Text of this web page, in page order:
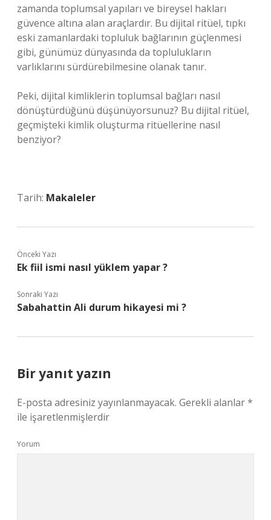
zamanda toplumsal yapıları ve bireysel hakları
güvence altına alan araçlardır. Bu dijital ritüel, tıpkı
eski zamanlardaki topluluk bağlarının güçlenmesi
gibi, günümüz dünyasında da toplulukların
varlıklarını sürdürebilmesine olanak tanır.
Peki, dijital kimliklerin toplumsal bağları nasıl
dönüştürdüğünü düşünüyorsunuz? Bu dijital ritüel,
geçmişteki kimlik oluşturma ritüellerine nasıl
benziyor?
Tarih: Makaleler
Önceki Yazı
Ek fiil ismi nasıl yüklem yapar ?
Sonraki Yazı
Sabahattin Ali durum hikayesi mi ?
Bir yanıt yazın
E-posta adresiniz yayınlanmayacak. Gerekli alanlar*
ile işaretlenmişlerdir
Yorum